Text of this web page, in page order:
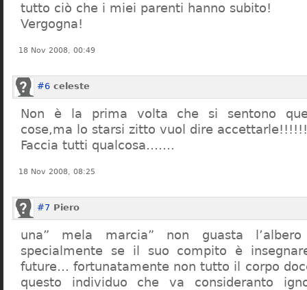
tutto ciò che i miei parenti hanno subito!
Vergogna!
18 Nov 2008, 00:49
#6 celeste
Non è la prima volta che si sentono
cose,ma lo starsi zitto vuol dire accettarle!!!!!!
Faccia tutti qualcosa…….
18 Nov 2008, 08:25
#7 Piero
una” mela marcia” non guasta
specialmente se il suo compito è
future… fortunatamente non tutto il corpo
questo individuo che va consideranto